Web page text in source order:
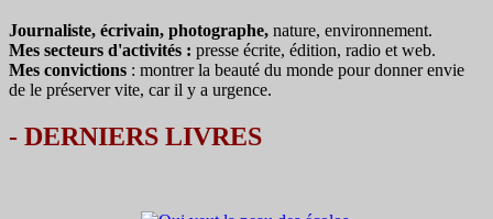
Journaliste, écrivain, photographe, nature, environnement.
Mes secteurs d'activités : presse écrite, édition, radio et web.
Mes convictions : montrer la beauté du monde pour donner envie
de le préserver vite, car il y a urgence.
- DERNIERS LIVRES